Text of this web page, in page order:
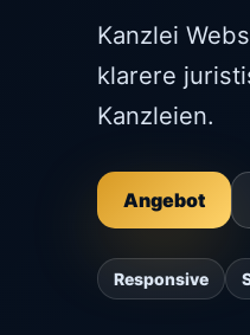
Kanzlei
klarere
Kanzleien.
Angebot
Responsive